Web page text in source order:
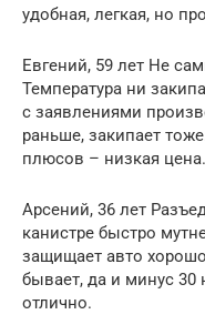
удобная, легкая, но
Евгений, 59 лет Не
Температура ни
с заявлениями
раньше, закипает
плюсов – низкая цена.
Арсений, 36 лет
канистре быстро
защищает авто
бывает, да и минус 30
отлично.